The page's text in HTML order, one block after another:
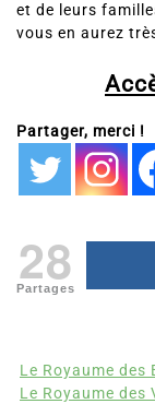
et de leurs
vous en aurez
Partager, merci !
28
Partages
Le Royaume des
Le Royaume des